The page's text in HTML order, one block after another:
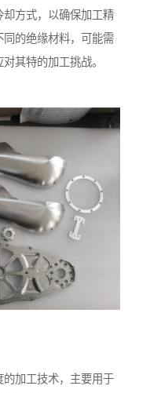
方式，以确保加工精
的绝缘材料，可能需
其特的加工挑战。
的加工技术，主要用于